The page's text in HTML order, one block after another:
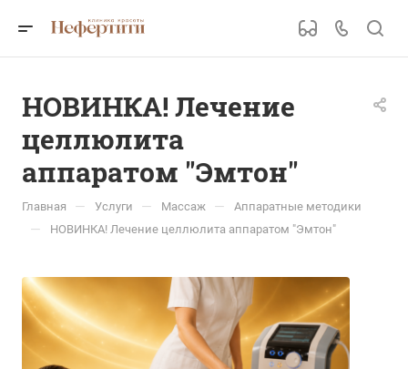
НОВИНКА! Лечение
целлюлита
аппаратом "Эмтон"
Главная — Услуги — Массаж — Аппаратные методики
— НОВИНКА! Лечение целлюлита аппаратом "Эмтон"